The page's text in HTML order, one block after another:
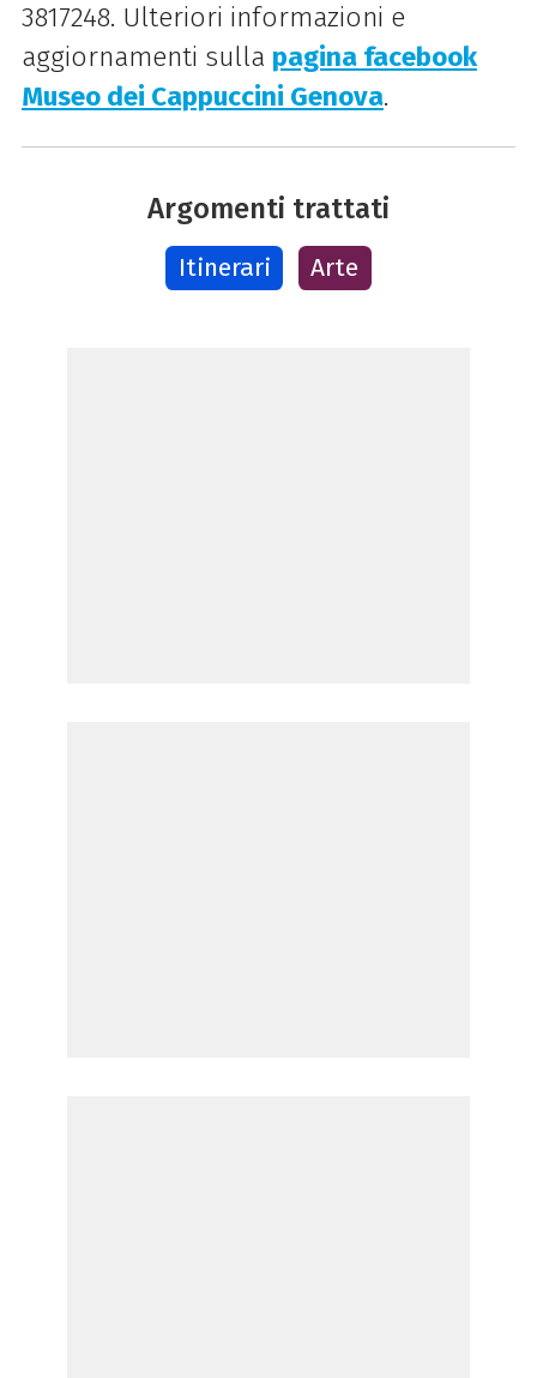
3817248. Ulteriori informazioni e
aggiornamenti sulla pagina facebook
Museo dei Cappuccini Genova.
Argomenti trattati
Itinerari Arte